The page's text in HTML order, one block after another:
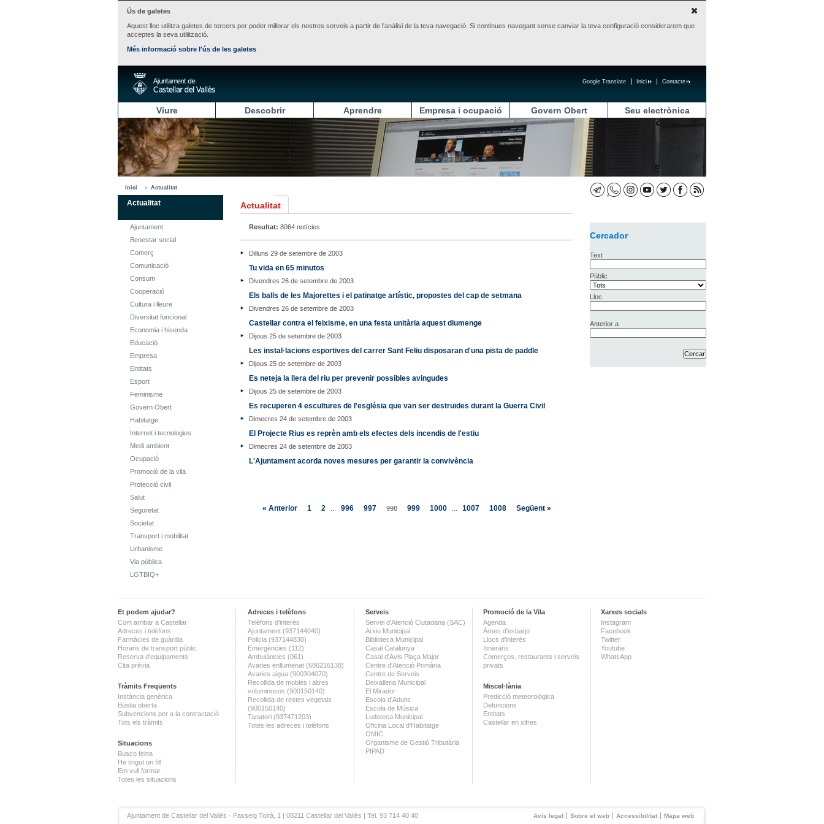
Ús de galetes
Aquest lloc utilitza galetes de tercers per poder millorar els nostres serveis a partir de l'anàlisi de la teva navegació. Si continues navegant sense canviar la teva configuració considerarem que
acceptes la seva utilització.
Més informació sobre l'ús de les galetes
Contacte
Inici
Google Translate
Viure Descobrir Aprendre Empresa i ocupació Govern Obert Seu electrònica
Inici Actualitat
Actualitat
Ajuntament
Benestar social
Comerç
Comunicació
Consum
Cooperació
Cultura i lleure
Diversitat funcional
Economia i hisenda
Educació
Empresa
Entitats
Esport
Feminisme
Govern Obert
Habitatge
Internet i tecnologies
Medi ambient
Ocupació
Promoció de la vila
Protecció civil
Salut
Seguretat
Societat
Transport i mobilitat
Urbanisme
Via pública
LGTBIQ+
Actualitat
Resultat: 8064 notícies
Dilluns 29 de setembre de 2003
Tu vida en 65 minutos
Divendres 26 de setembre de 2003
Els balls de les Majorettes i el patinatge artístic, propostes del cap de setmana
Divendres 26 de setembre de 2003
Castellar contra el feixisme, en una festa unitària aquest diumenge
Dijous 25 de setembre de 2003
Les instal·lacions esportives del carrer Sant Feliu disposaran d'una pista de paddle
Dijous 25 de setembre de 2003
Es neteja la llera del riu per prevenir possibles avingudes
Dijous 25 de setembre de 2003
Es recuperen 4 escultures de l'església que van ser destruïdes durant la Guerra Civil
Dimecres 24 de setembre de 2003
El Projecte Rius es reprèn amb els efectes dels incendis de l'estiu
Dimecres 24 de setembre de 2003
L'Ajuntament acorda noves mesures per garantir la convivència
« Anterior 1 2 996 997 998 999 1000 1007 1008 Següent »
Cercador
Text
Públic
Lloc
Anterior a
Et podem ajudar?
Com arribar a Castellar
Adreces i telèfons
Farmàcies de guàrdia
Horaris de transport públic
Reserva d'equipaments
Cita prèvia
Tràmits Freqüents
Instància genèrica
Bústia oberta
Subvencions per a la contractació
Tots els tràmits
Situacions
Busco feina
He tingut un fill
Em vull formar
Totes les situacions
Adreces i telèfons
Telèfons d'interès
Ajuntament (937144040)
Policia (937144830)
Emergències (112)
Ambulàncies (061)
Avaries enllumenat (686216138)
Avaries aigua (900304070)
Recollida de mobles i altres
voluminosos (900150140)
Recollida de restes vegetals
(900150140)
Tanatori (937471203)
Totes les adreces i telèfons
Serveis
Servei d'Atenció Ciutadana (SAC)
Arxiu Municipal
Biblioteca Municipal
Casal Catalunya
Casal d'Avis Plaça Major
Centre d'Atenció Primària
Centre de Serveis
Deixalleria Municipal
El Mirador
Escola d'Adults
Escola de Música
Ludoteca Municipal
Oficina Local d'Habitatge
OMIC
Organisme de Gestió Tributària
PIPAD
Promoció de la Vila
Agenda
Àrees d'esbarjo
Llocs d'interès
Itineraris
Comerços, restaurants i serveis
privats
Miscel·lània
Predicció meteorològica
Defuncions
Entitats
Castellar en xifres
Xarxes socials
Instagram
Facebook
Twitter
Youtube
WhatsApp
Avís legal Sobre el web Accessibilitat Mapa web
Ajuntament de Castellar del Vallès · Passeig Tolrà, 1 | 08211 Castellar del Vallès | Tel. 93 714 40 40